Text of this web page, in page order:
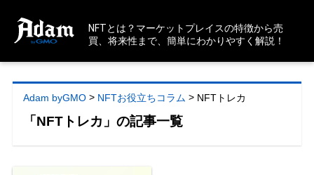
NFTとは？マーケットプレイスの特徴から売
買、将来性まで、簡単にわかりやすく解説！
Adam byGMO> NFTお役立ちコラム > NFTトレカ
「NFTトレカ」の記事一覧